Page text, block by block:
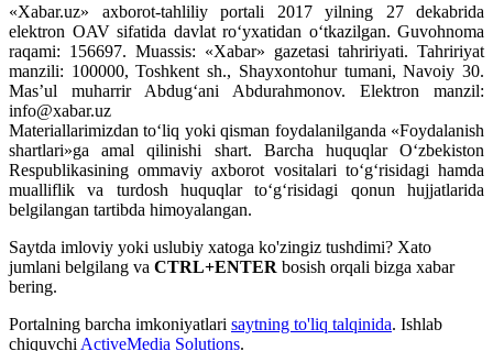
«Xabar.uz» axborot-tahliliy portali 2017 yilning 27 dekabrida
elektron OAV sifatida davlat ro‘yxatidan o‘tkazilgan. Guvohnoma
raqami: 156697. Muassis: «Xabar» gazetasi tahririyati. Tahririyat
manzili: 100000, Toshkent sh., Shayxontohur tumani, Navoiy 30.
Mas’ul muharrir Abdug‘ani Abdurahmonov. Elektron manzil:
info@xabar.uz
Materiallarimizdan to‘liq yoki qisman foydalanilganda «Foydalanish
shartlari»ga amal qilinishi shart. Barcha huquqlar O‘zbekiston
Respublikasining ommaviy axborot vositalari to‘g‘risidagi hamda
mualliflik va turdosh huquqlar to‘g‘risidagi qonun hujjatlarida
belgilangan tartibda himoyalangan.
Saytda imloviy yoki uslubiy xatoga ko'zingiz tushdimi? Xato
jumlani belgilang va CTRL+ENTER bosish orqali bizga xabar
bering.
Portalning barcha imkoniyatlari saytning to'liq talqinida. Ishlab
chiquvchi ActiveMedia Solutions.